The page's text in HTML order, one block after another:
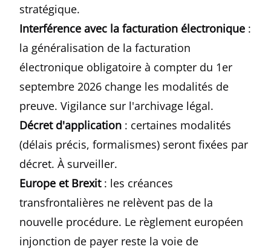
stratégique.
Interférence avec la facturation électronique :
la généralisation de la facturation
électronique obligatoire à compter du 1er
septembre 2026 change les modalités de
preuve. Vigilance sur l'archivage légal.
Décret d'application : certaines modalités
(délais précis, formalismes) seront fixées par
décret. À surveiller.
Europe et Brexit: les créances
transfrontalières ne relèvent pas de la
nouvelle procédure. Le règlement européen
injonction de payer reste la voie de